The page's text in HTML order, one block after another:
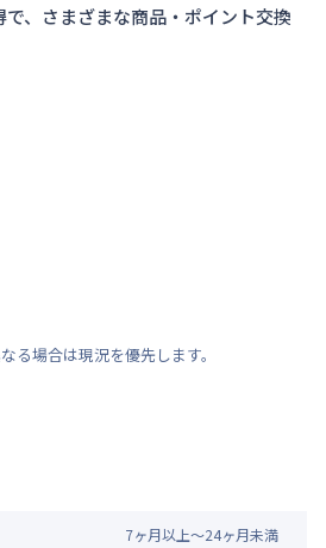
、さまざまな商品・ポイント交換
る場合は現況を優先します。
7ヶ月以上～24ヶ月未満